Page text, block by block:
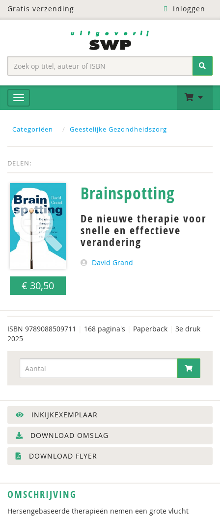
Gratis verzending Inloggen
Categoriëen Geestelijke Gezondheidszorg
DELEN:
€ 30,50
Brainspotting
De nieuwe therapie voor
snelle en effectieve
verandering
David Grand
ISBN 9789088509711 168 pagina's Paperback
3e druk
2025
INKIJKEXEMPLAAR
DOWNLOAD OMSLAG
DOWNLOAD FLYER
OMSCHRIJVING
Hersengebaseerde therapieën nemen een grote vlucht